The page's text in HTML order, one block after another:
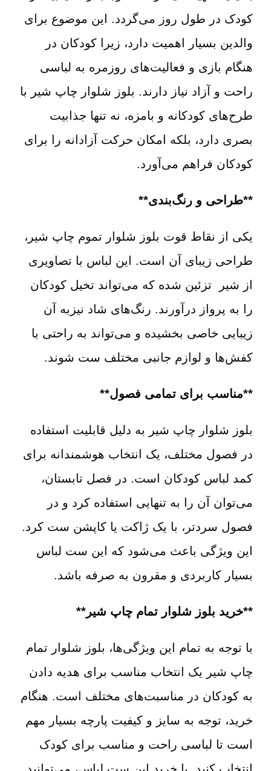
کودک در طول روز می‌گردد. این موضوع برای
والدین بسیار اهمیت دارد، زیرا کودکان در
هنگام بازی و فعالیت‌های روزمره به لباسی
راحت و آزاد نیاز دارند. بلوز شلوار چاپ شیر با
طرح‌های کودکانه و بامزه، نه تنها جذابیت
بصری دارد، بلکه امکان حرکت آزادانه را برای
کودکان فراهم می‌آورد.
**طراحی و رنگ‌بندی**
یکی از نقاط قوت بلوز شلوار تموم چاپ شیر،
طراحی‌ زیبای آن است. این لباس‌ با تصاویری
از شیر تزئین شده که می‌تواند تخیل کودکان
را به پرواز درآورند. رنگ‌های شاد نیزبه آن
زیبایی خاصی بخشیده و می‌تواند به راحتی با
کفش‌ها و لوازم جانبی مختلف ست شوند.
**مناسب برای تمامی فصول**
بلوز شلوار چاپ شیر به دلیل قابلیت استفاده
در فصول مختلف، یک انتخاب هوشمندانه برای
کمد لباس کودکان است. در فصل تابستان،
می‌توان آن را به تنهایی استفاده کرد و در
فصول سردتر، با یک ژاکت یا کاپشن ست کرد.
این ویژگی باعث می‌شود که این ست لباس
بسیار کاربردی و مقرون به صرفه باشد.
**خرید بلوز شلوار تمام چاپ شیر**
با توجه به تمام این ویژگی‌ها، بلوز شلوار تمام
چاپ شیر یک انتخاب مناسب برای هدیه دادن
به کودکان در مناسبت‌های مختلف است. هنگام
خرید، توجه به سایز و کیفیت پارچه بسیار مهم
است تا لباسی راحت و مناسب برای کودک
انتخاب کنید. با خرید این ست لباس، می‌توانید